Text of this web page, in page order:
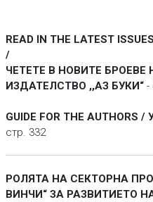
READ IN THE LATEST
/
ЧЕТЕТЕ В НОВИТЕ
ИЗДАТЕЛСТВО ,,АЗ БУКИ“-
GUIDE FOR THE
стр. 332
РОЛЯТА НА СЕКТОРНА
ВИНЧИ“ ЗА РАЗВИТИЕТО